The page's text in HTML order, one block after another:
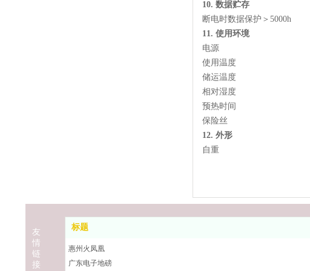
10. 数据贮存
断电时数据保护＞ 5000h
11. 使用环境
电源
使用温度
储运温度
相对湿度
预热时间
保险丝
12. 外形
自重
标题
惠州火凤凰
广东电子地磅
友
情
链
接